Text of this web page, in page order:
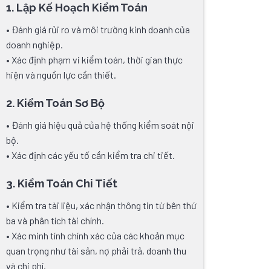
1. Lập Kế Hoạch Kiểm Toán
• Đánh giá rủi ro và môi trường kinh doanh của
doanh nghiệp.
• Xác định phạm vi kiểm toán, thời gian thực
hiện và nguồn lực cần thiết.
2. Kiểm Toán Sơ Bộ
• Đánh giá hiệu quả của hệ thống kiểm soát nội
bộ.
• Xác định các yếu tố cần kiểm tra chi tiết.
3. Kiểm Toán Chi Tiết
• Kiểm tra tài liệu, xác nhận thông tin từ bên thứ
ba và phân tích tài chính.
• Xác minh tính chính xác của các khoản mục
quan trọng như tài sản, nợ phải trả, doanh thu
và chi phí.